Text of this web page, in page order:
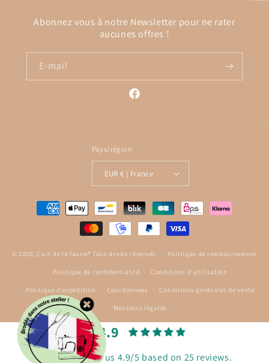
Abonnez vous à notre Newsletter pour ne rater
aucunes offres !
E-mail
Facebook
Pays/région
EUR € | France
Moyens
© 2026, L'art de la faune® Tous droits réservés Politique de remboursement
Politique de confidentialité Conditions d’utilisation
Politique d’expédition Coordonnées Conditions générales de vente
Mentions légales
4.9
Customers rate us 4.9/5 based on 25 reviews.